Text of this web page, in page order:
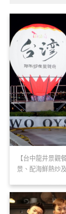
【台中龍井景觀
景、配海鮮熱炒